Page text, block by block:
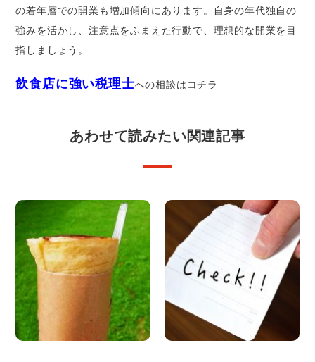
の若年層での開業も増加傾向にあります。自身の年代独自の
強みを活かし、注意点をふまえた行動で、理想的な開業を目
指しましょう。
飲食店に強い税理士への相談はコチラ
あわせて読みたい関連記事